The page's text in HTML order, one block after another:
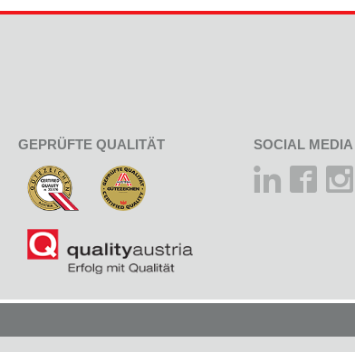
GEPRÜFTE QUALITÄT SOCIAL MEDIA